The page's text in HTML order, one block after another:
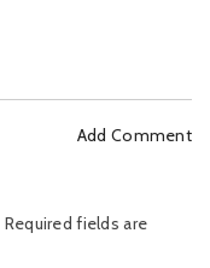
Add Comment
Required fields are